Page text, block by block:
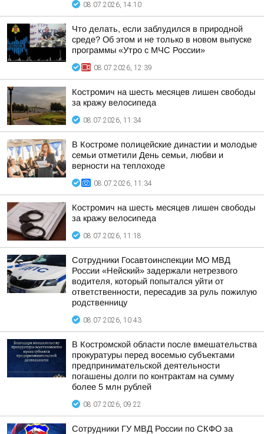
08.07.2026, 14:10
Что делать, если заблудился в природной
среде? Об этом и не только в новом выпуске
программы «Утро с МЧС России»
08.07.2026, 12:39
Костромич на шесть месяцев лишен свободы
за кражу велосипеда
08.07.2026, 11:34
В Костроме полицейские династии и молодые
семьи отметили День семьи, любви и
верности на теплоходе
08.07.2026, 11:34
Костромич на шесть месяцев лишен свободы
за кражу велосипеда
08.07.2026, 11:18
Сотрудники Госавтоинспекции МО МВД
России «Нейский» задержали нетрезвого
водителя, который попытался уйти от
ответственности, пересадив за руль пожилую
родственницу
08.07.2026, 10:43
В Костромской области после вмешательства
прокуратуры перед восемью субъектами
предпринимательской деятельности
погашены долги по контрактам на сумму
более 5 млн рублей
08.07.2026, 09:22
Сотрудники ГУ МВД России по СКФО за